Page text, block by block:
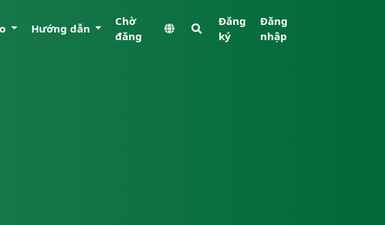
Hướng dẫn
Chờ
đăng
Đăng
ký
Đăng
nhập